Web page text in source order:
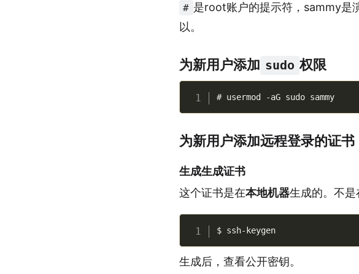
# 是root账户的提示符，sammy是
以。
为新用户添加 sudo 权限
为新用户添加远程登录的证书
生成生成证书
这个证书是在本地机器生成的。不是
生成后，查看公开密钥。